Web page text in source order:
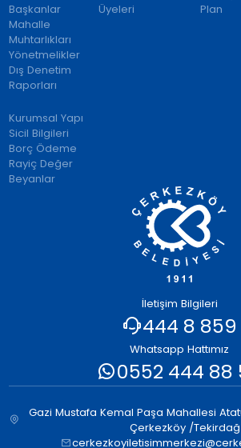
Başkanlar
Mahalle
Muhtarlıkları
Yönetmelikler
Dış Denetim
Raporları
Üyeleri
Plan
Kurumsal Yapı
Sicil Bilgileri
Borç Ödeme
Rayiç Değer
Beyanlar
İletişim Bilgileri
444 8 859
Whatsapp Hattımız
0552 444 88
Gazi Mustafa Kemal Paşa Mahallesi
Çerkezköy /Tekirdağ